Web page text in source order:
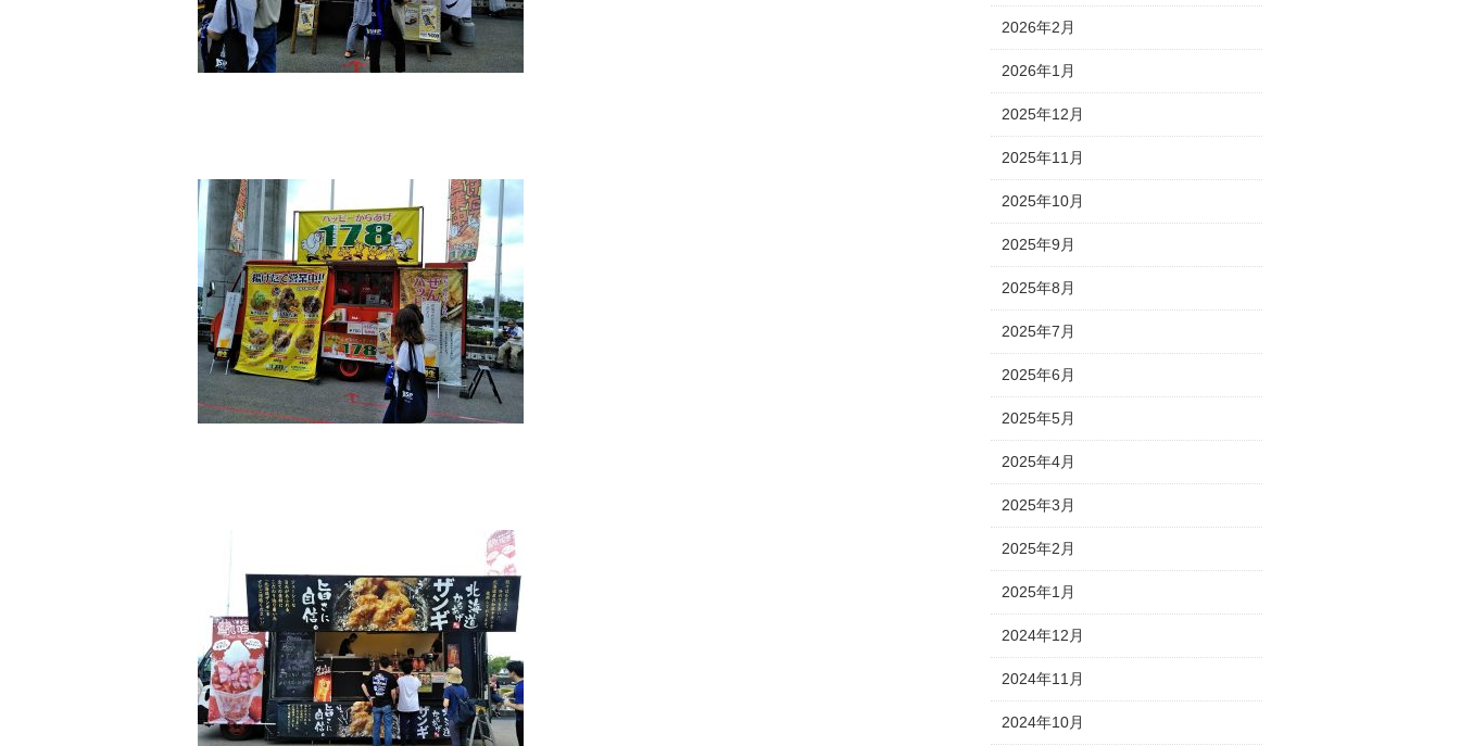
2026年2月
2026年1月
2025年12月
2025年11月
2025年10月
2025年9月
2025年8月
2025年7月
2025年6月
2025年5月
2025年4月
2025年3月
2025年2月
2025年1月
2024年12月
2024年11月
2024年10月